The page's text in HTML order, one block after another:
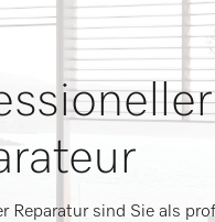
Reparatur sind Sie als